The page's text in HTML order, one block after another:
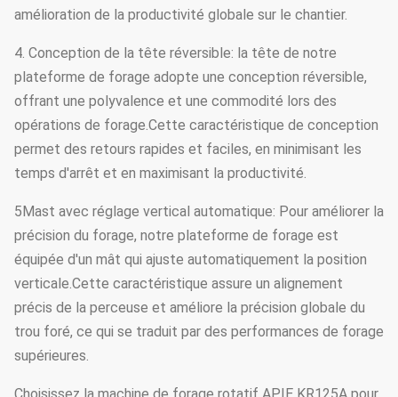
amélioration de la productivité globale sur le chantier.
4. Conception de la tête réversible: la tête de notre
plateforme de forage adopte une conception réversible,
offrant une polyvalence et une commodité lors des
opérations de forage.Cette caractéristique de conception
permet des retours rapides et faciles, en minimisant les
temps d'arrêt et en maximisant la productivité.
5Mast avec réglage vertical automatique: Pour améliorer la
précision du forage, notre plateforme de forage est
équipée d'un mât qui ajuste automatiquement la position
verticale.Cette caractéristique assure un alignement
précis de la perceuse et améliore la précision globale du
trou foré, ce qui se traduit par des performances de forage
supérieures.